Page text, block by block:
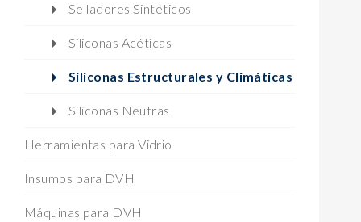
Selladores Sintéticos
Siliconas Acéticas
Siliconas Estructurales y Climáticas
Siliconas Neutras
Herramientas para Vidrio
Insumos para DVH
Máquinas para DVH